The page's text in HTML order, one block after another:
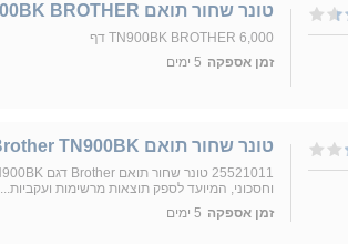
טונר שחור תואם TN900BK BROTHER
TN900BK BROTHER 6,000 דף
זמן אספקה 5 ימים
‏טונר ‏שחור תואם Brother TN900BK
וחסכוני, המיועד לספק תוצאות מרשימות ועקביות...
זמן אספקה 5 ימים